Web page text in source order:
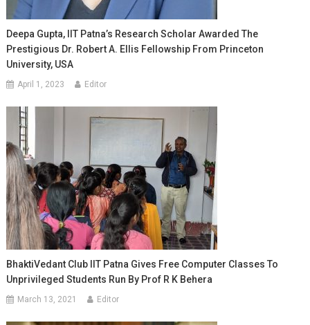
Deepa Gupta, IIT Patna’s Research Scholar Awarded The
Prestigious Dr. Robert A. Ellis Fellowship From Princeton
University, USA
April 1, 2023 Editor
BhaktiVedant Club IIT Patna Gives Free Computer Classes To
Unprivileged Students Run By Prof R K Behera
March 13, 2021 Editor